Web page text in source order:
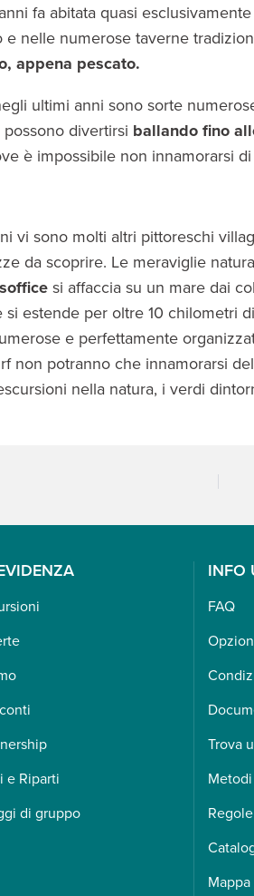
fa abitata quasi
nelle numerose taverne
appena pescato.
ultimi anni sono sorte
divertirsi ballando fino
è impossibile non innamorarsi
vi sono molti altri pittoreschi
da scoprire. Le meraviglie
si affaccia su un mare dai
estende per oltre 10 chilometri
e perfettamente
non potranno che innamorarsi
nella natura, i verdi
e Riparti
di gruppo
INFO
FAQ
Trova